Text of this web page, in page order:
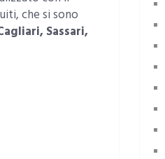
che si sono
Sassari,